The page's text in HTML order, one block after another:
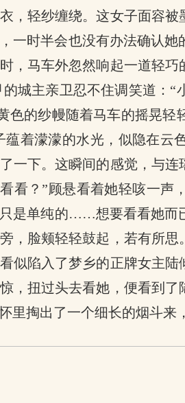
，轻纱缠绕。这女子面容
一时半会也没有办法确认
，马车外忽然响起一道轻
城主亲卫忍不住调笑道：
的纱幔随着马车的摇晃
着濛濛的水光，似隐在云
一下。这瞬间的感觉，与
看？”顾悬看着她轻咳一声
是单纯的……想要看看她而
，脸颊轻轻鼓起，若有所
似陷入了梦乡的正牌女主
扭过头去看她，便看到
里掏出了一个细长的烟斗来